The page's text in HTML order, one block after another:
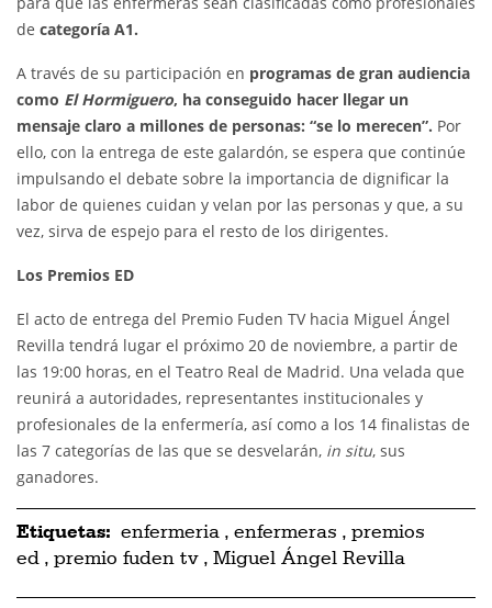
de categoría A1.
A través de su participación en programas de gran audiencia
como El Hormiguero, ha conseguido hacer llegar un
mensaje claro a millones de personas: “se lo merecen”. Por
ello, con la entrega de este galardón, se espera que continúe
impulsando el debate sobre la importancia de dignificar la
labor de quienes cuidan y velan por las personas y que, a su
vez, sirva de espejo para el resto de los dirigentes.
Los Premios ED
El acto de entrega del Premio Fuden TV hacia Miguel Ángel
Revilla tendrá lugar el próximo 20 de noviembre, a partir de
las 19:00 horas, en el Teatro Real de Madrid. Una velada que
reunirá a autoridades, representantes institucionales y
profesionales de la enfermería, así como a los 14 finalistas de
las 7 categorías de las que se desvelarán, in situ, sus
ganadores.
Etiquetas: enfermeria , enfermeras , premios
ed , premio fuden tv , Miguel Ángel Revilla